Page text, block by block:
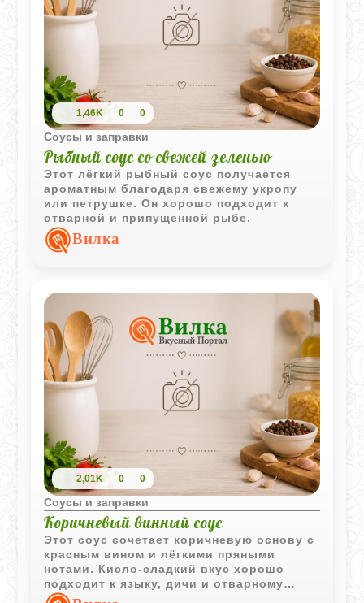
1,46K 0 0
Соусы и заправки
Рыбный соус со свежей зеленью
Этот лёгкий рыбный соус получается
ароматным благодаря свежему укропу
или петрушке. Он хорошо подходит к
отварной и припущенной рыбе.
Вилка
2,01K 0 0
Соусы и заправки
Коричневый винный соус
Этот соус сочетает коричневую основу с
красным вином и лёгкими пряными
нотами. Кисло-сладкий вкус хорошо
подходит к языку, дичи и отварному
мясу.